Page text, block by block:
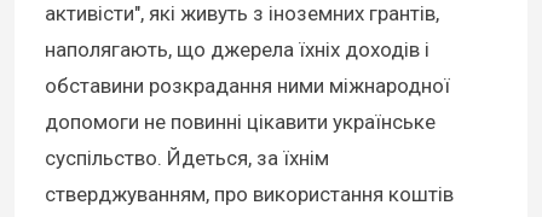
активісти", які живуть з іноземних грантів,
наполягають, що джерела їхніх доходів і
обставини розкрадання ними міжнародної
допомоги не повинні цікавити українське
суспільство. Йдеться, за їхнім
стверджуванням, про використання коштів